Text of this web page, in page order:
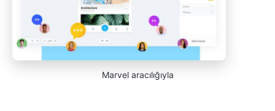
Marvel aracılığıyla